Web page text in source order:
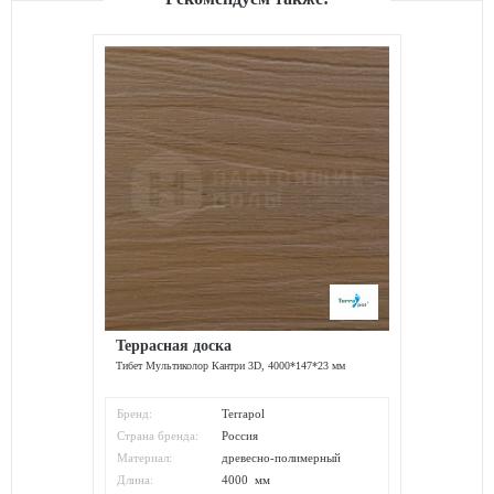
Террасная доска
Тибет Мультиколор Кантри 3D, 4000*147*23 мм
Бренд:
Terrapol
Страна бренда:
Россия
Материал:
древесно-полимерный
композит
Длина: 4000 мм